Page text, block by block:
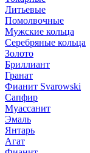
Литьевые
Помолвочные
Мужские кольца
Серебряные кольца
Золото
Бриллиант
Гранат
Фианит Svarowski
Сапфир
Муассанит
Эмаль
Янтарь
Агат